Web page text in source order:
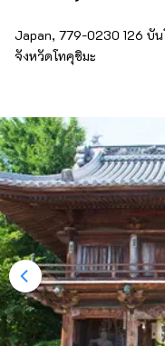
Japan, 779-0230 126 บัน
จังหวัดโทคุชิมะ